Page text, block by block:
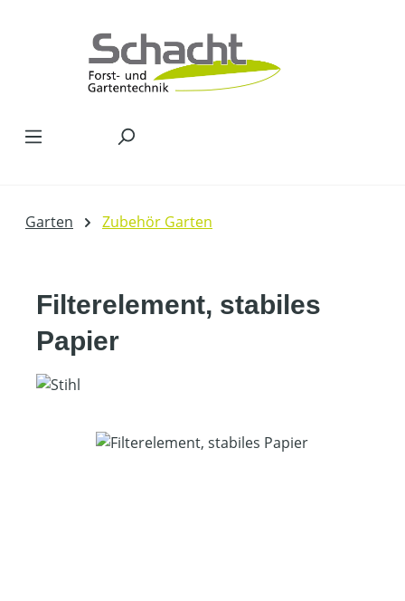
Garten Zubehör Garten
Filterelement, stabiles
Papier
Bildergalerie überspringen